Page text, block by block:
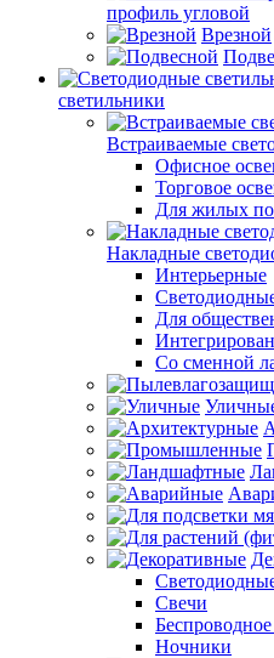
профиль угловой
Врезной
светильники
Встраиваемые
Офисное
Торговое
Для жилых
Накладные
Интерьерные
Для
Со сменной
Свечи
Ночники